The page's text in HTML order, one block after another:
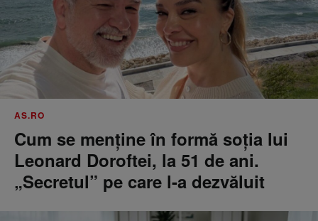
AS.RO
Cum se menţine în formă soţia lui
Leonard Doroftei, la 51 de ani.
„Secretul” pe care l-a dezvăluit